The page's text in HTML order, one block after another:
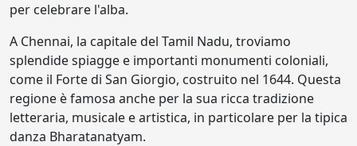
per celebrare l'alba.
A Chennai, la capitale del Tamil Nadu, troviamo
splendide spiagge e importanti monumenti coloniali,
come il Forte di San Giorgio, costruito nel 1644. Questa
regione è famosa anche per la sua ricca tradizione
letteraria, musicale e artistica, in particolare per la tipica
danza Bharatanatyam.